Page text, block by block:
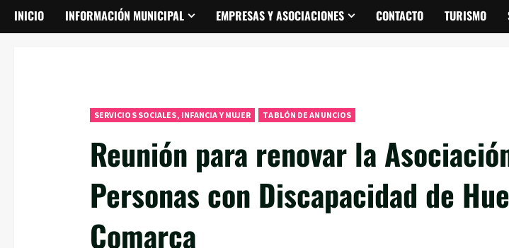
INICIO INFORMACIÓN MUNICIPAL EMPRESAS Y ASOCIACIONES CONTACTO TURISMO
SERVICIOS SOCIALES, INFANCIA Y MUJER TABLÓN DE ANUNCIOS
Reunión para renovar la
Personas con Discapacidad de
Comarca